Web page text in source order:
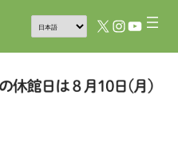
X Instagram
YouTube